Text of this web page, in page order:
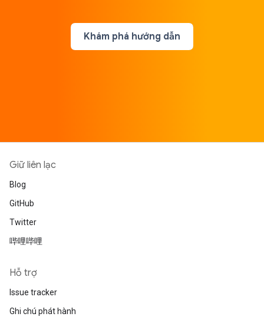
Khám phá hướng dẫn
Giữ liên lạc
Blog
GitHub
Twitter
哔哩哔哩
Hỗ trợ
Issue tracker
Ghi chú phát hành